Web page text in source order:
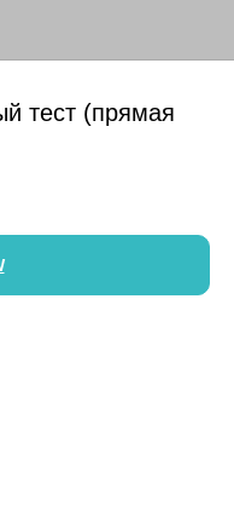
тест (прямая